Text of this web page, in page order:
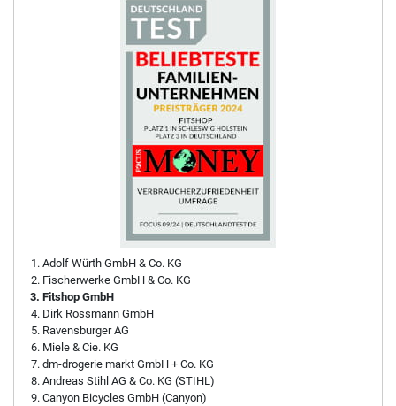
Adolf Würth GmbH & Co. KG
Fischerwerke GmbH & Co. KG
Fitshop GmbH
Dirk Rossmann GmbH
Ravensburger AG
Miele & Cie. KG
dm-drogerie markt GmbH + Co. KG
Andreas Stihl AG & Co. KG (STIHL)
Canyon Bicycles GmbH (Canyon)